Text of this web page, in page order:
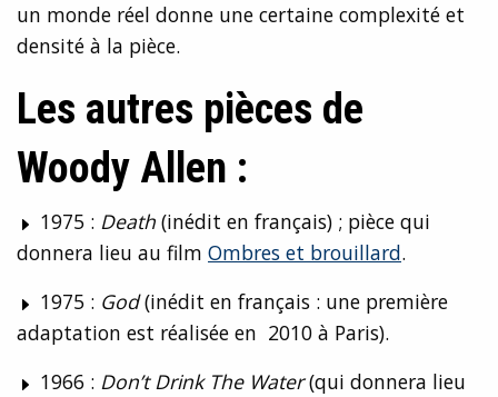
un monde réel donne une certaine complexité et
densité à la pièce.
Les autres pièces de
Woody Allen :
1975 : Death (inédit en français) ; pièce qui
donnera lieu au film Ombres et brouillard.
1975 : God(inédit en français : une première
adaptation est réalisée en 2010 à Paris).
1966 : Don’t Drink The Water(qui donnera lieu